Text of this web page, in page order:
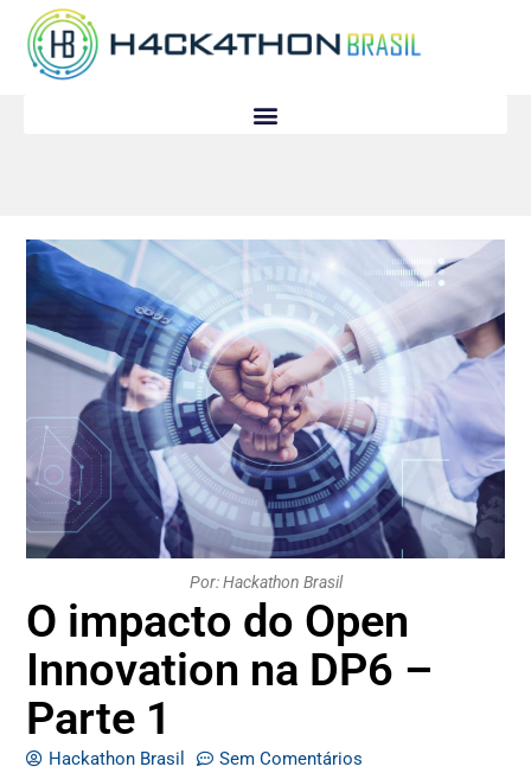
Por: Hackathon Brasil
O impacto do Open
Innovation na DP6 –
Parte 1
Hackathon Brasil Sem Comentários